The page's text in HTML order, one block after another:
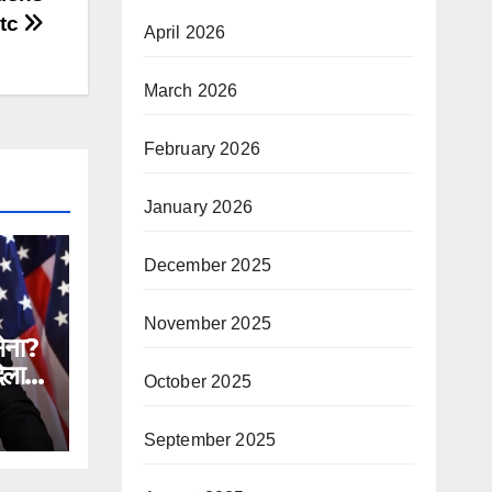
April 2026
March 2026
February 2026
January 2026
December 2025
November 2025
October 2025
September 2025